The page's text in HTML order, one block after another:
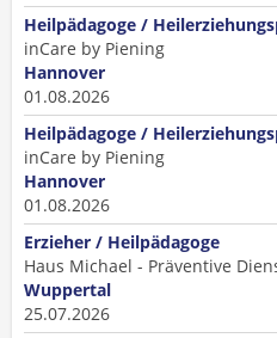
Heilpädagoge /
inCare by Piening
Hannover
01.08.2026
Heilpädagoge /
inCare by Piening
Hannover
01.08.2026
Erzieher / Heilpädagoge
Haus Michael - Präventive
Wuppertal
25.07.2026